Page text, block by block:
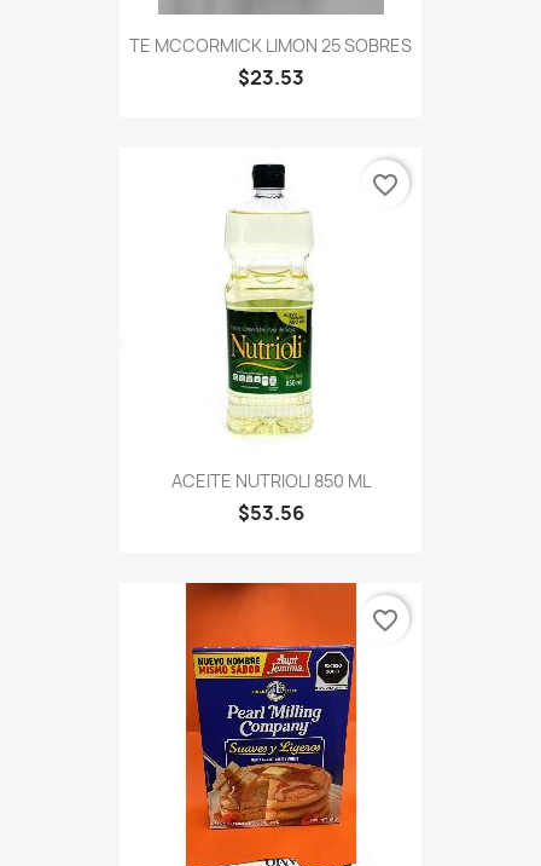
TE MCCORMICK LIMON 25 SOBRES
$23.53
ACEITE NUTRIOLI 850 ML
$53.56
favorite_border
favorite_border